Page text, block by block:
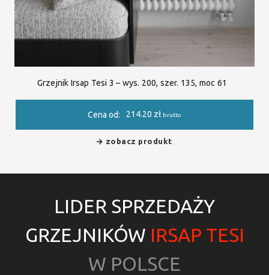
Grzejnik Irsap Tesi 3 – wys. 200, szer. 135, moc 61
Cena od: 214.20 zł brutto
zobacz produkt
LIDER SPRZEDAŻY
GRZEJNIKÓW IRSAP TESI
W POLSCE